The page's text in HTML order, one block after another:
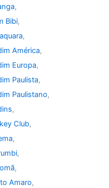
,
Bibi,
,
América,
Europa,
Paulista,
Paulistano,
,
Club,
,
,
,
Amaro,